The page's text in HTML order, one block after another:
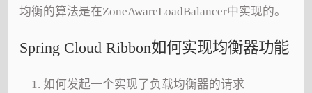
均衡的算法是在ZoneAwareLoadBalancer中实现的。
Spring Cloud Ribbon如何实现均衡器功能
如何发起一个实现了负载均衡器的请求